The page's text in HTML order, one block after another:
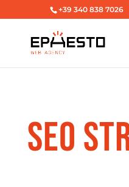
+39 340 838 7026
SEO